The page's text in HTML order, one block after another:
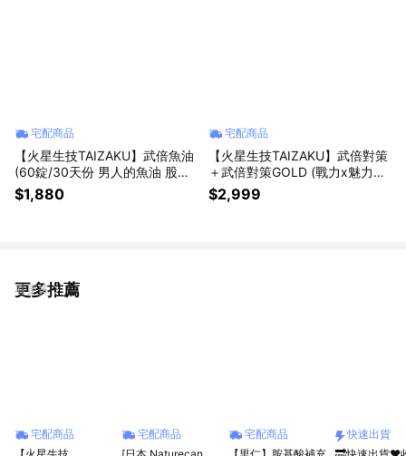
宅配商品
【火星生技TAIZAKU】武倍魚油
(60錠/30天份 男人的魚油 股市
王者 生日 男生 )
$1,880
宅配商品
【火星生技TAIZAKU】武倍對策
＋武倍對策GOLD (戰力x魅力升
級 男生送禮 生日禮物 情人節必
備 男性保健 精氨酸 鋅 獨家日本
$2,999
更多推薦
看更多
宅配商品
宅配商品
宅配商品
快速出貨